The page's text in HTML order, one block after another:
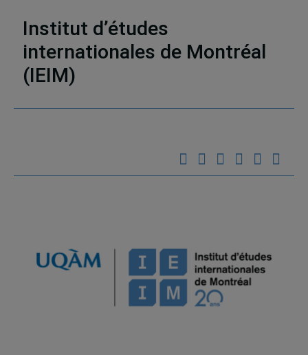
Institut d’études
internationales de Montréal
(IEIM)